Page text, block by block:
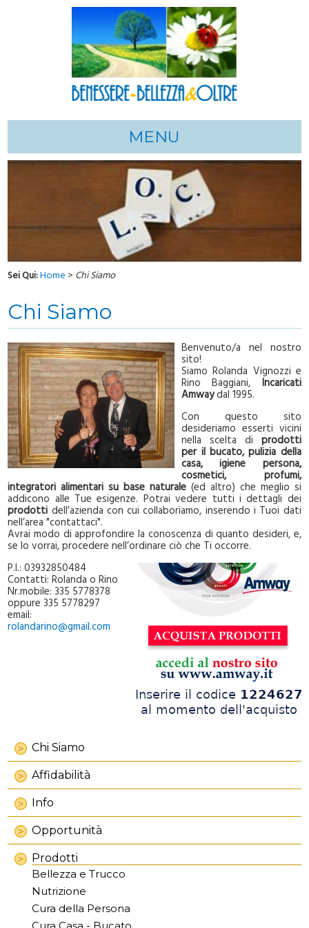
MENU
Sei Qui:Home > Chi Siamo
Chi Siamo
Benvenuto/a nel nostro
sito!
Siamo Rolanda Vignozzi e
Rino Baggiani, Incaricati
Amwaydal 1995.
Con questo sito
desideriamo esserti vicini
nella scelta di prodotti
per il bucato, pulizia della
casa, igiene persona,
cosmetici, profumi,
integratori alimentari su base naturale (ed altro) che meglio si
addicono alle Tue esigenze. Potrai vedere tutti i dettagli dei
prodotti dell’azienda con cui collaboriamo, inserendo i Tuoi dati
nell’area "contattaci".
Avrai modo di approfondire la conoscenza di quanto desideri, e,
se lo vorrai, procedere nell’ordinare ciò che Ti occorre.
P.I.: 03932850484
Contatti: Rolanda o Rino
Nr.mobile: 335 5778378
oppure 335 5778297
email:
rolandarino@gmail.com
Chi Siamo
Affidabilità
Info
Opportunità
Prodotti
Bellezza e Trucco
Nutrizione
Cura della Persona